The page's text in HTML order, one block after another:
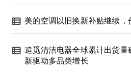
美的空调以旧换新补贴继续，
追觅清洁电器全球累计出货
新驱动多品类增长